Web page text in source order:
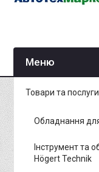
Товари та послуги
Обладнання
Інструмент та
Högert Technik